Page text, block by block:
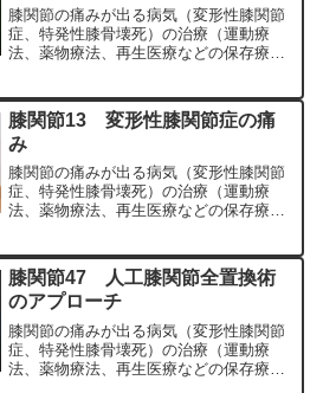
膝関節の痛みが出る病気（変形性膝関節
症、特発性膝骨壊死）の治療（運動療
法、薬物療法、再生医療などの保存療
専門医（人工関節手術を専門）の塗山正
宏が色々と説明します。
膝関節13 変形性膝関節症の痛
み
膝関節の痛みが出る病気（変形性膝関節
症、特発性膝骨壊死）の治療（運動療
法、薬物療法、再生医療などの保存療
専門医（人工関節手術を専門）の塗山正
宏が色々と説明します。
膝関節47 人工膝関節全置換術
のアプローチ
膝関節の痛みが出る病気（変形性膝関節
症、特発性膝骨壊死）の治療（運動療
法、薬物療法、再生医療などの保存療